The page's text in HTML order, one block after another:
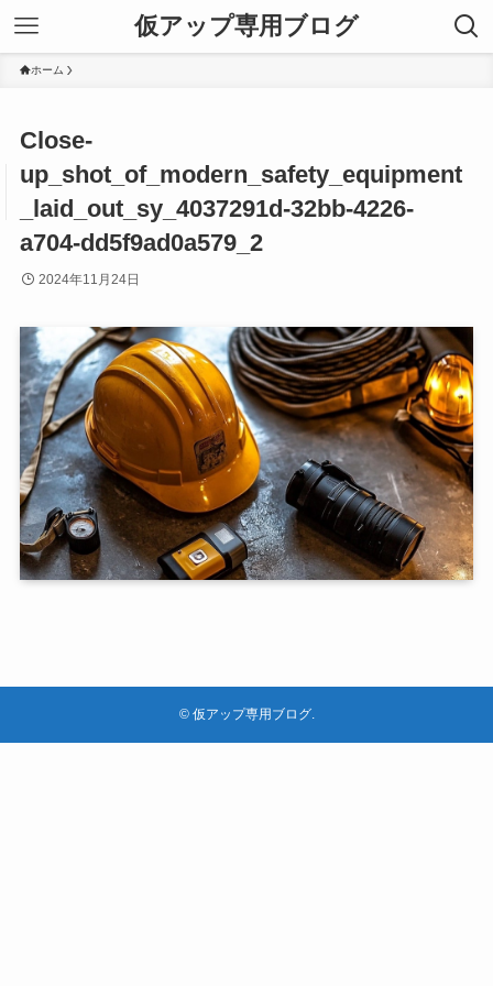
仮アップ専用ブログ
ホーム
Close-
up_shot_of_modern_safety_equipment
_laid_out_sy_4037291d-32bb-4226-
a704-dd5f9ad0a579_2
2024年11月24日
©仮アップ専用ブログ.